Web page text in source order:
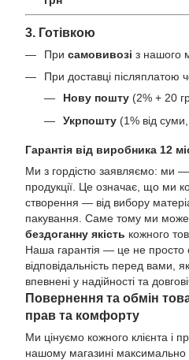
3. Готівкою
При самовивозі з нашого
При доставці післяплатою
Нову пошту (2% + 20
Укрпошту (1% від
Гарантія від виробника 12
Ми з гордістю заявляємо: ми
продукції. Це означає, що ми
створення — від вибору
пакування. Саме тому ми
бездоганну якість кожного
Наша гарантія — це не просто
відповідальність перед вами,
впевнені у надійності та
Повернення та обмін
прав та комфорту
Ми цінуємо кожного клієнта і
нашому магазині максимально